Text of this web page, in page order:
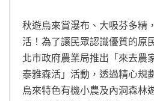
秋遊烏來賞瀑布、大吸芬多精
活！為了讓民眾認識優質的原
北市政府農業局推出「來去農
泰雅森活」活動，透過精心規
烏來特色有機小農及內洞森林